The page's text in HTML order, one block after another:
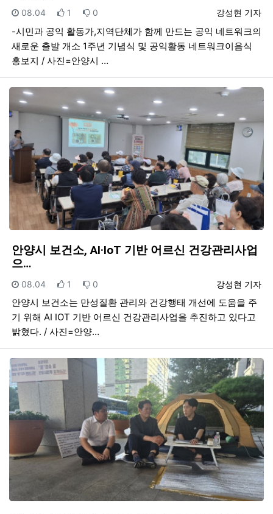
등록자
강성현 기자
등록일
08.04 추천
1 비추천
0
-시민과 공익 활동가,지역단체가 함께 만드는 공익 네트워크의
새로운 출발 개소 1주년 기념식 및 공익활동 네트워크이음식
홍보지 / 사진=안양시 …
안양시 보건소, AI·IoT 기반 어르신 건강관리사업
으…
등록자
강성현 기자
등록일
08.04 추천
1 비추천
0
안양시 보건소는 만성질환 관리와 건강행태 개선에 도움을 주
기 위해 AI IOT 기반 어르신 건강관리사업을 추진하고 있다고
밝혔다. / 사진=안양…